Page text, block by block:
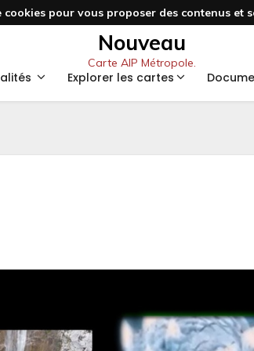
pour vous proposer des contenus et
Nouveau
Carte AIP Métropole.
Explorer les cartes